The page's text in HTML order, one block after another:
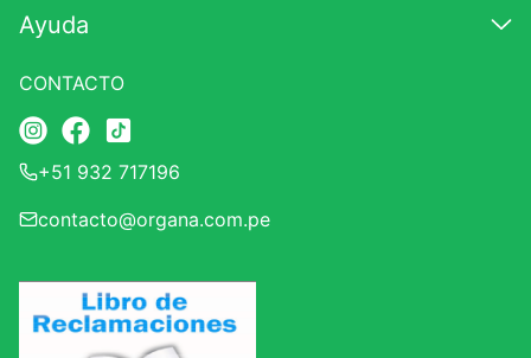
Correo electrónico
Ayuda
CONTACTO
+51 932 717196
contacto@organa.com.pe